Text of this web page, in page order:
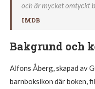
och är mycket omtyckt
IMDB
Bakgrund och
Alfons Åberg, skapad av
barnboksikon där boken,